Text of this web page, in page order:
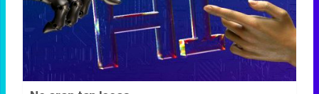
¿El tiempo vuela?
Esto explica por qué los días ya no duran